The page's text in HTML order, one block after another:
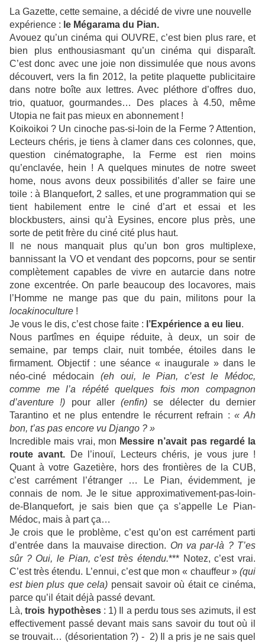
La Gazette, cette semaine, a décidé de vivre une nouvelle
expérience : le Mégarama du Pian.
Avouez qu’un cinéma qui OUVRE, c’est bien plus rare, et
bien plus enthousiasmant qu’un cinéma qui disparaît.
C’est donc avec une joie non dissimulée que nous avons
découvert, vers la fin 2012, la petite plaquette publicitaire
dans notre boîte aux lettres. Avec pléthore d’offres duo,
trio, quatuor, gourmandes… Des places à 4.50, même
Utopia ne fait pas mieux en abonnement !
Koikoikoi ? Un cinoche pas-si-loin de la Ferme ? Attention,
Lecteurs chéris, je tiens à clamer dans ces colonnes, que,
question cinématographe, la Ferme est rien moins
qu’enclavée, hein ! A quelques minutes de notre sweet
home, nous avons deux possibilités d’aller se faire une
toile : à Blanquefort, 2 salles, et une programmation qui se
tient habilement entre le ciné d’art et essai et les
blockbusters, ainsi qu’à Eysines, encore plus près, une
sorte de petit frère du ciné cité plus haut.
Il ne nous manquait plus qu’un bon gros multiplexe,
bannissant la VO et vendant des popcorns, pour se sentir
complètement capables de vivre en autarcie dans notre
zone excentrée. On parle beaucoup des locavores, mais
l’Homme ne mange pas que du pain, militons pour la
locakinoculture !
Je vous le dis, c’est chose faite : l’Expérience a eu lieu.
Nous partîmes en équipe réduite, à deux, un soir de
semaine, par temps clair, nuit tombée, étoiles dans le
firmament. Objectif : une séance « inaugurale » dans le
néo-ciné médocain (eh oui, le Pian, c’est le Médoc,
comme me l’a répété quelques fois mon compagnon
d’aventure !) pour aller (enfin) se délecter du dernier
Tarantino et ne plus entendre le récurrent refrain : « Ah
bon, t’as pas encore vu Django ? »
Incredible mais vrai, mon Messire n’avait pas regardé la
route avant. De l’inouï, Lecteurs chéris, je vous jure !
Quant à votre Gazetière, hors des frontières de la CUB,
c’est carrément l’étranger … Le Pian, évidemment, je
connais de nom. Je le situe approximativement-pas-loin-
de-Blanquefort, je sais bien que ça s’appelle Le Pian-
Médoc, mais à part ça…
Je crois que le problème, c’est qu’on est carrément parti
d’entrée dans la mauvaise direction. On va par-là ? T’es
sûr ? Oui, le Pian, c’est très étendu.*** Notez, c’est vrai.
C’est très étendu. L’ennui, c’est que mon « chauffeur » (qui
est bien plus que cela) pensait savoir où était ce cinéma,
parce qu’il était déjà passé devant.
Là,trois hypothèses : 1) Il a perdu tous ses azimuts, il est
effectivement passé devant mais sans savoir du tout où il
se trouvait… (désorientation ?) - 2) Il a pris je ne sais quel